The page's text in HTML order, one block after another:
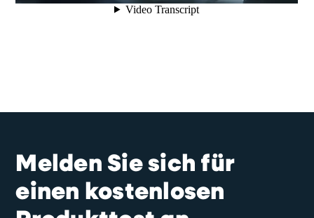
Melden Sie sich für
einen kostenlosen